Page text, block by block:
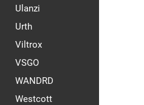
Ulanzi
Urth
Viltrox
VSGO
WANDRD
Westcott